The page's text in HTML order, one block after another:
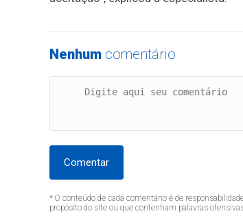
Nenhum comentário
Comentar
* O conteúdo de cada comentário é de
propósito do site ou que contenham palavras